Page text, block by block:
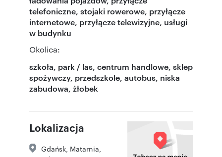
telefoniczne, stojaki rowerowe, przyłącze
internetowe, przyłącze telewizyjne, usługi
w budynku
Okolica:
szkoła, park / las, centrum handlowe, sklep
spożywczy, przedszkole, autobus, niska
zabudowa, żłobek
Lokalizacja
Gdańsk Matarnia